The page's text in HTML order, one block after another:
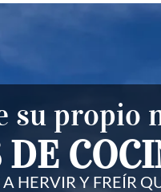
HERVIR Y FREÍR
su propio